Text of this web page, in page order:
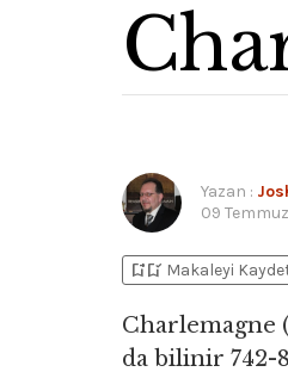
Yazan :
09
bookmark_addbookmark_added Makaleyi
Charlemagne
da bilinir 742-